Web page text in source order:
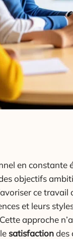
en constante
objectifs
ce
et leurs
approche
satisfactiondes